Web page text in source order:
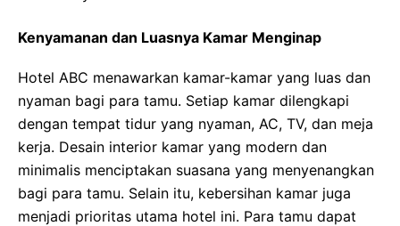
Kenyamanan dan Luasnya Kamar Menginap
Hotel ABC menawarkan kamar-kamar yang luas dan
nyaman bagi para tamu. Setiap kamar dilengkapi
dengan tempat tidur yang nyaman, AC, TV, dan meja
kerja. Desain interior kamar yang modern dan
minimalis menciptakan suasana yang menyenangkan
bagi para tamu. Selain itu, kebersihan kamar juga
menjadi prioritas utama hotel ini. Para tamu dapat